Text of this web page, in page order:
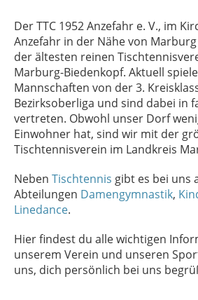
Der TTC 1952 Anzefahr e. V., im
Anzefahr in der Nähe von
der ältesten reinen
Marburg-Biedenkopf. Aktuell
Mannschaften von der 3.
Bezirksoberliga und sind dabei in
vertreten. Obwohl unser Dorf
Einwohner hat, sind wir mit der
Tischtennisverein im Landkreis
Neben Tischtennis gibt es bei uns
Abteilungen Damengymnastik,
Linedance.
Hier findest du alle wichtigen
unserem Verein und unseren
uns, dich persönlich bei uns